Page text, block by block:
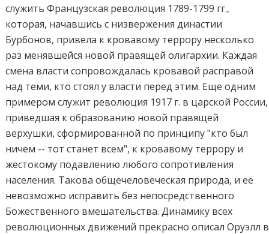
служить Французская революция 1789-1799 гг.,
которая, начавшись с низвержения династии
Бурбонов, привела к кровавому террору несколько
раз менявшейся новой правящей олигархии. Каждая
смена власти сопровождалась кровавой расправой
над теми, кто стоял у власти перед этим. Еще одним
примером служит революция 1917 г. в царской России,
приведшая к образованию новой правящей
верхушки, сформированной по принципу "кто был
ничем -- тот станет всем", к кровавому террору и
жестокому подавлению любого сопротивления
населения. Такова общечеловеческая природа, и ее
невозможно исправить без непосредственного
Божественного вмешательства. Динамику всех
революционных движений прекрасно описал Оруэлл в